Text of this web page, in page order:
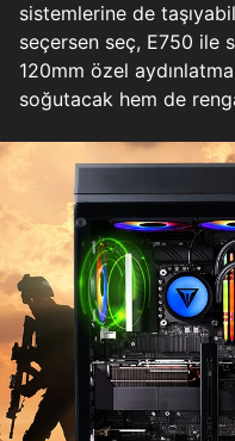
sistemlerine de
seçersen seç, E750 ile
120mm özel
soğutacak hem de